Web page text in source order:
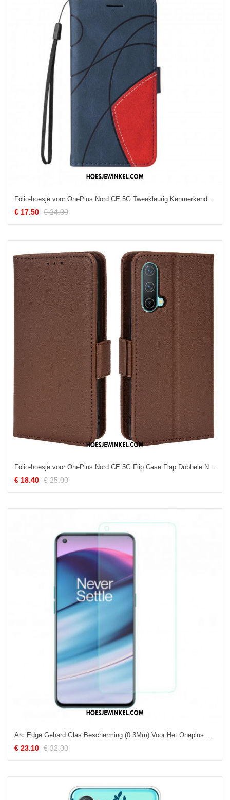
Folio-hoesje voor OnePlus Nord CE 5G Tweekleurig Kenmerkend Kunstleer
€ 17.50 € 24.00
Folio-hoesje voor OnePlus Nord CE 5G Flip Case Flap Dubbele Nieuwe Kleuren
€ 18.40 € 25.00
Arc Edge Gehard Glas Bescherming (0.3Mm) Voor Het Oneplus Nord Ce 5G Scherm
€ 23.10 € 32.00